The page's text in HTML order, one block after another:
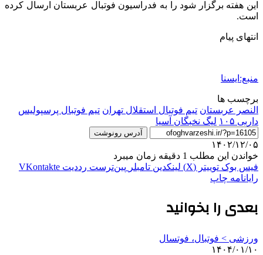
این هفته برگزار شود را به فدراسیون فوتبال عربستان ارسال کرده
است.
انتهای پیام
منبع:ایسنا
برچسب ها
النصر عربستان تيم فوتبال استقلال تهران تيم فوتبال پرسپوليس
داربی ۱۰۵
لیگ نخبگان آسیا
آدرس رونوشت
۱۴۰۲/۱۲/۰۵
خواندن این مطلب 1 دقیقه زمان میبرد
فیس بوک توییتر (X) لینکدین ‫تامبلر ‫پین‌ترست ‫رددیت ‫VKontakte
رایانامه چاپ
بعدی را بخوانید
ورزشی > فوتبال، فوتسال
۱۴۰۴/۰۱/۱۰